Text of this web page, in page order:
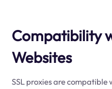
Compatibility
Websites
SSL proxies are